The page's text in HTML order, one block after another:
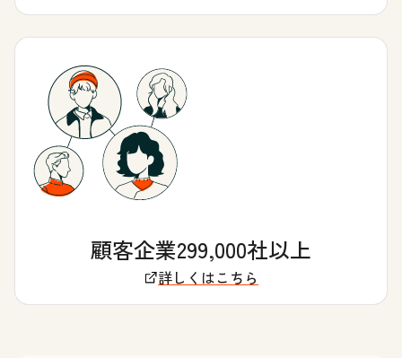
顧客企業299,000社以上
詳しくはこちら